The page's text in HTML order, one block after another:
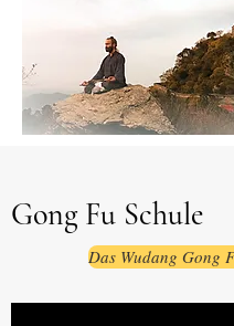
Gong Fu Schule
Das Wudang Gong